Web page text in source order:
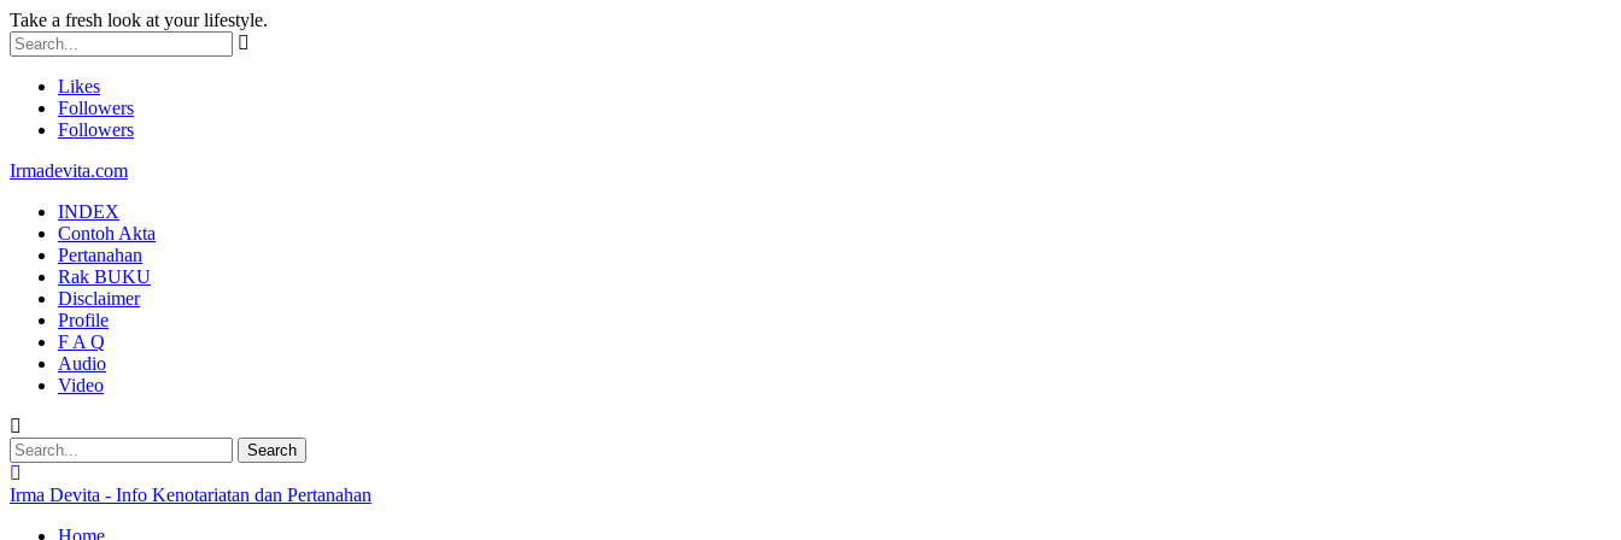
Take a fresh look at your lifestyle.
Likes
Followers
Followers
Irmadevita.com
INDEX
Contoh Akta
Pertanahan
Rak BUKU
Disclaimer
Profile
F A Q
Audio
Video
Irma Devita - Info Kenotariatan dan Pertanahan
Home